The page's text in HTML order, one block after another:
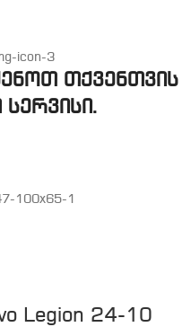
თქვენთვის
Legion 24-10